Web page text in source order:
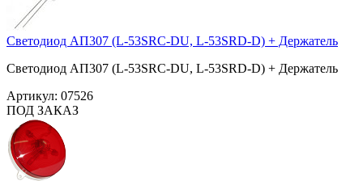
Светодиод АП307 (L-53SRC-DU, L-53SRD-D) + Держатель
Светодиод АП307 (L-53SRC-DU, L-53SRD-D) + Держатель
Артикул: 07526
ПОД ЗАКАЗ